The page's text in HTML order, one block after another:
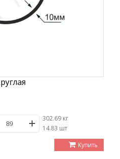
302.69 кг
/14.83 шт
Купить